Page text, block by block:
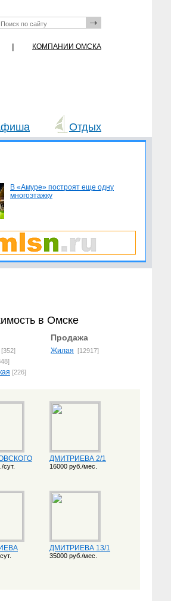
| КОМПАНИИ ОМСКА
Отдых
В «Амуре» построят еще одну
многоэтажку
в Омске
Продажа
[352]
[226]
Жилая [12917]
сут.
ДМИТРИЕВА 2/1
16000 руб./мес.
ДМИТРИЕВА 13/1
35000 руб./мес.